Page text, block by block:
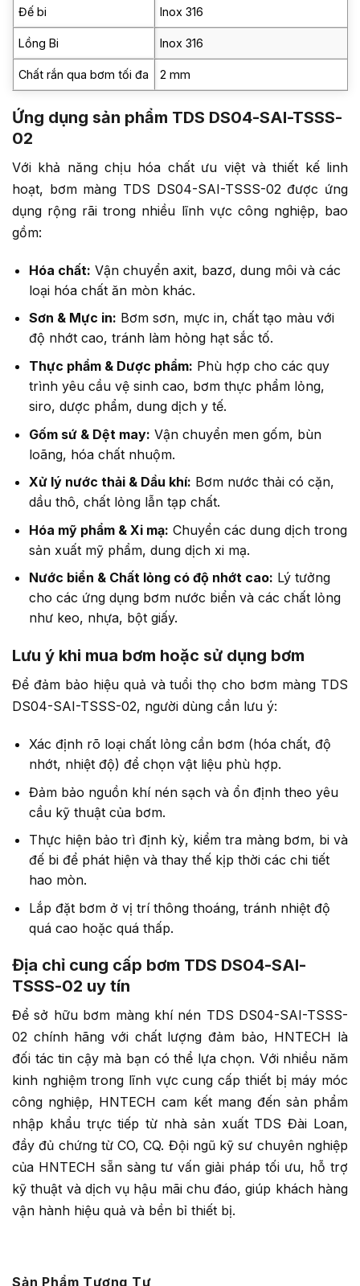
Đế bi Inox 316
Lồng Bi Inox 316
Chất rắn qua bơm tối đa 2 mm
Ứng dụng sản phẩm TDS DS04-SAI-TSSS-
02
Với khả năng chịu hóa chất ưu việt và thiết kế linh
hoạt, bơm màng TDS DS04-SAI-TSSS-02 được ứng
dụng rộng rãi trong nhiều lĩnh vực công nghiệp, bao
gồm:
Hóa chất: Vận chuyển axit, bazơ, dung môi và các
loại hóa chất ăn mòn khác.
Sơn & Mực in: Bơm sơn, mực in, chất tạo màu với
độ nhớt cao, tránh làm hỏng hạt sắc tố.
Thực phẩm & Dược phẩm: Phù hợp cho các quy
trình yêu cầu vệ sinh cao, bơm thực phẩm lỏng,
siro, dược phẩm, dung dịch y tế.
Gốm sứ & Dệt may: Vận chuyển men gốm, bùn
loãng, hóa chất nhuộm.
Xử lý nước thải & Dầu khí: Bơm nước thải có cặn,
dầu thô, chất lỏng lẫn tạp chất.
Hóa mỹ phẩm & Xi mạ: Chuyển các dung dịch trong
sản xuất mỹ phẩm, dung dịch xi mạ.
Nước biển & Chất lỏng có độ nhớt cao: Lý tưởng
cho các ứng dụng bơm nước biển và các chất lỏng
như keo, nhựa, bột giấy.
Lưu ý khi mua bơm hoặc sử dụng bơm
Để đảm bảo hiệu quả và tuổi thọ cho bơm màng TDS
DS04-SAI-TSSS-02, người dùng cần lưu ý:
Xác định rõ loại chất lỏng cần bơm (hóa chất, độ
nhớt, nhiệt độ) để chọn vật liệu phù hợp.
Đảm bảo nguồn khí nén sạch và ổn định theo yêu
cầu kỹ thuật của bơm.
Thực hiện bảo trì định kỳ, kiểm tra màng bơm, bi và
đế bi để phát hiện và thay thế kịp thời các chi tiết
hao mòn.
Lắp đặt bơm ở vị trí thông thoáng, tránh nhiệt độ
quá cao hoặc quá thấp.
Địa chỉ cung cấp bơm TDS DS04-SAI-
TSSS-02 uy tín
Để sở hữu bơm màng khí nén TDS DS04-SAI-TSSS-
02 chính hãng với chất lượng đảm bảo, HNTECH là
đối tác tin cậy mà bạn có thể lựa chọn. Với nhiều năm
kinh nghiệm trong lĩnh vực cung cấp thiết bị máy móc
công nghiệp, HNTECH cam kết mang đến sản phẩm
nhập khẩu trực tiếp từ nhà sản xuất TDS Đài Loan,
đầy đủ chứng từ CO, CQ. Đội ngũ kỹ sư chuyên nghiệp
của HNTECH sẵn sàng tư vấn giải pháp tối ưu, hỗ trợ
kỹ thuật và dịch vụ hậu mãi chu đáo, giúp khách hàng
vận hành hiệu quả và bền bỉ thiết bị.
Sản Phẩm Tương Tự